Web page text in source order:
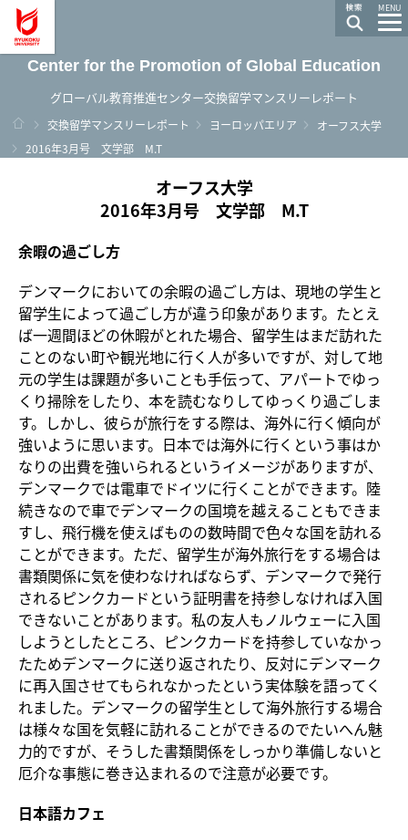
MENU
Center for the Promotion of Global Education
グローバル教育推進センター交換留学マンスリーレポート
ホーム
交換留学マンスリーレポート ヨーロッパエリア
オーフス大学
2016年3月号 文学部 M.T
オーフス大学
2016年3月号 文学部 M.T
余暇の過ごし方
デンマークにおいての余暇の過ごし方は、現地の学生と
留学生によって過ごし方が違う印象があります。たとえ
ば一週間ほどの休暇がとれた場合、留学生はまだ訪れた
ことのない町や観光地に行く人が多いですが、対して地
元の学生は課題が多いことも手伝って、アパートでゆっ
くり掃除をしたり、本を読むなりしてゆっくり過ごしま
す。しかし、彼らが旅行をする際は、海外に行く傾向が
強いように思います。日本では海外に行くという事はか
なりの出費を強いられるというイメージがありますが、
デンマークでは電車でドイツに行くことができます。陸
続きなので車でデンマークの国境を越えることもできま
すし、飛行機を使えばものの数時間で色々な国を訪れる
ことができます。ただ、留学生が海外旅行をする場合は
書類関係に気を使わなければならず、デンマークで発行
されるピンクカードという証明書を持参しなければ入国
できないことがあります。私の友人もノルウェーに入国
しようとしたところ、ピンクカードを持参していなかっ
たためデンマークに送り返されたり、反対にデンマーク
に再入国させてもられなかったという実体験を語ってく
れました。デンマークの留学生として海外旅行する場合
は様々な国を気軽に訪れることができるのでたいへん魅
力的ですが、そうした書類関係をしっかり準備しないと
厄介な事態に巻き込まれるので注意が必要です。
日本語カフェ